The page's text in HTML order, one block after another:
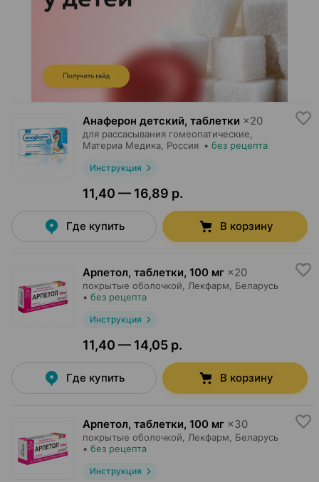
Анаферон детский, таблетки ×20
для рассасывания гомеопатические,
Материа Медика , Россия • без рецепта
Инструкция
11,40 — 16,89 р.
Где купить В корзину
Арпетол, таблетки, 100 мг ×20
покрытые оболочкой, Лекфарм , Беларусь
• без рецепта
Инструкция
11,40 — 14,05 р.
Где купить В корзину
Арпетол, таблетки, 100 мг ×30
покрытые оболочкой, Лекфарм , Беларусь
• без рецепта
Инструкция